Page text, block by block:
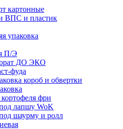
картонные
ВПС и пластик
упаковка
П/Э
ДО ЭКО
фуда
короб и обвертки
фри
лапшу WoK
шаурму и ролл